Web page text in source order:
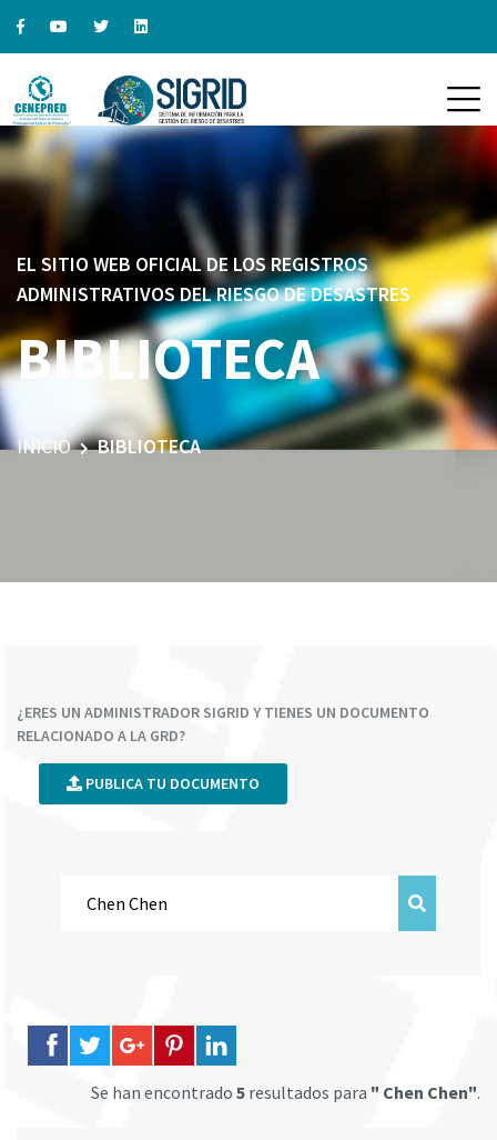
EL SITIO WEB OFICIAL DE LOS REGISTROS
ADMINISTRATIVOS DEL RIESGO DE DESASTRES
BIBLIOTECA
INICIO BIBLIOTECA
¿ERES UN ADMINISTRADOR SIGRID Y TIENES UN DOCUMENTO
RELACIONADO A LA GRD?
PUBLICA TU DOCUMENTO
Se han encontrado 5 resultados para " Chen Chen".